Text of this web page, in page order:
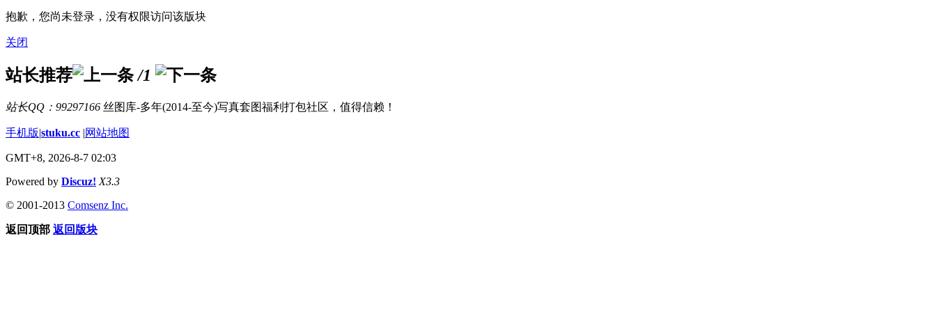
抱歉，您尚未登录，没有权限访问该版块
关闭
站长推荐 /1
站长QQ：99297166 丝图库-多年(2014-至今)写真套图福利打包社区，值得信赖！
手机版|stuku.cc |网站地图
GMT+8, 2026-8-7 02:03
Powered by Discuz! X3.3
© 2001-2013 Comsenz Inc.
返回顶部 返回版块